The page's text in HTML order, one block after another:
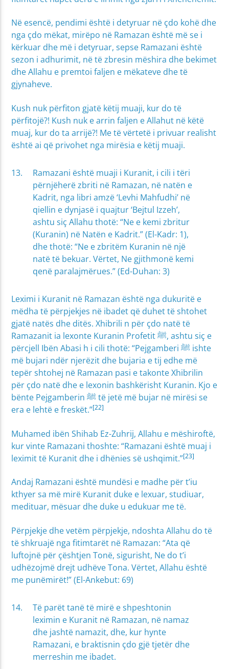
Në esencë, pendimi është i detyruar në çdo kohë dhe
nga çdo mëkat, mirëpo në Ramazan është më se i
kërkuar dhe më i detyruar, sepse Ramazani është
sezon i adhurimit, në të zbresin mëshira dhe bekimet
dhe Allahu e premtoi faljen e mëkateve dhe të
gjynaheve.
Kush nuk përfiton gjatë këtij muaji, kur do të
përfitojë?! Kush nuk e arrin faljen e Allahut në këtë
muaj, kur do ta arrijë?! Me të vërtetë i privuar realisht
është ai që privohet nga mirësia e këtij muaji.
Ramazani është muaji i Kuranit, i cili i tëri
përnjëherë zbriti në Ramazan, në natën e
Kadrit, nga libri amzë ‘Levhi Mahfudhi’ në
qiellin e dynjasë i quajtur ‘Bejtul Izzeh’,
ashtu siç Allahu thotë: “Ne e kemi zbritur
(Kuranin) në Natën e Kadrit.” (El-Kadr: 1),
dhe thotë: “Ne e zbritëm Kuranin në një
natë të bekuar. Vërtet, Ne gjithmonë kemi
qenë paralajmërues.” (Ed-Duhan: 3)
Leximi i Kuranit në Ramazan është nga dukuritë e
mëdha të përpjekjes në ibadet që duhet të shtohet
gjatë natës dhe ditës. Xhibrili n për çdo natë të
Ramazanit ia lexonte Kuranin Profetit ﷺ, ashtu siç e
përcjell Ibën Abasi h i cili thotë: “Pejgamberi ﷺ ishte
më bujari ndër njerëzit dhe bujaria e tij edhe më
tepër shtohej në Ramazan pasi e takonte Xhibrilin
për çdo natë dhe e lexonin bashkërisht Kuranin. Kjo e
bënte Pejgamberin ﷺ të jetë më bujar në mirësi se
era e lehtë e freskët.”[22]
Muhamed ibën Shihab Ez-Zuhrij, Allahu e mëshiroftë,
kur vinte Ramazani thoshte: “Ramazani është muaj i
leximit të Kuranit dhe i dhënies së ushqimit.”[23]
Andaj Ramazani është mundësi e madhe për t’iu
kthyer sa më mirë Kuranit duke e lexuar, studiuar,
medituar, mësuar dhe duke u edukuar me të.
Përpjekje dhe vetëm përpjekje, ndoshta Allahu do të
të shkruajë nga fitimtarët në Ramazan: “Ata që
luftojnë për çështjen Tonë, sigurisht, Ne do t’i
udhëzojmë drejt udhëve Tona. Vërtet, Allahu është
me punëmirët!” (El-Ankebut: 69)
Të parët tanë të mirë e shpeshtonin
leximin e Kuranit në Ramazan, në namaz
dhe jashtë namazit, dhe, kur hynte
Ramazani, e braktisnin çdo gjë tjetër dhe
merreshin me ibadet.